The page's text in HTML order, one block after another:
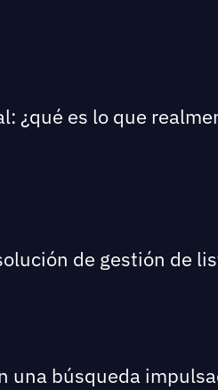
¿qué es lo que
de gestión de
una búsqueda